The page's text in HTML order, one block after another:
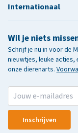
Wil je niets
Schrijf je nu in voor de
nieuwtjes, leuke acties,
onze dierenarts.
Inschrijven
Internationaal